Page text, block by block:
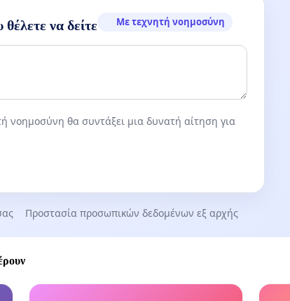
να δείτε Με τεχνητή νοημοσύνη
νοημοσύνη θα συντάξει μια δυνατή αίτηση για
Προστασία προσωπικών δεδομένων εξ αρχής